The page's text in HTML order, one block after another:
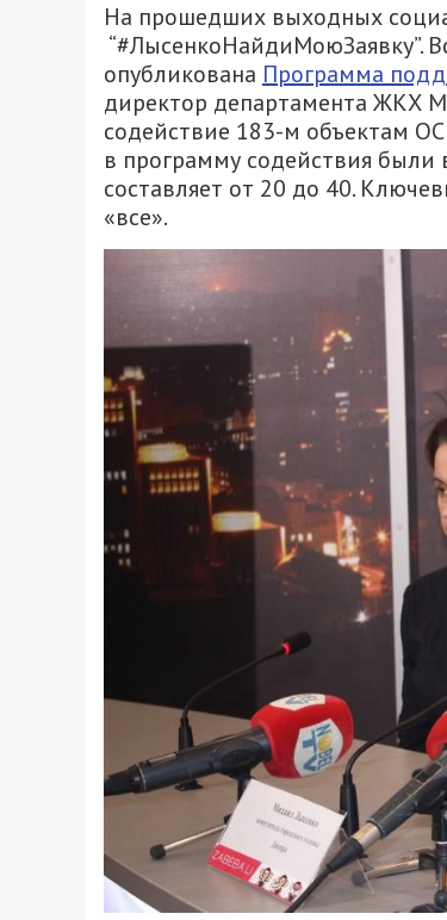
На прошедших выходных
“#ЛысенкоНайдиМоюЗаявку”.
опубликована Программа
директор департамента ЖКХ
содействие 183-м объектам
в программу содействия
составляет от 20 до 40.
«все».